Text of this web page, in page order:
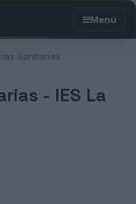
Sanitarias
- IES La